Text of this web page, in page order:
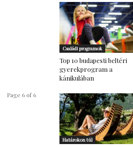
Page 6 of 6
Családi programok
Top 10 budapesti beltéri
gyerekprogram a
kánikulában
Határokon túl